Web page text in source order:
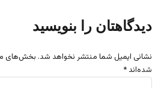
دیدگاهتان را بنویسید
نشانی ایمیل شما منتشر نخواهد شد. بخش‌های
شده‌اند *